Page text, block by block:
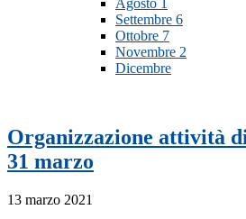
Agosto 1
Settembre 6
Ottobre 7
Novembre 2
Dicembre
Organizzazione attività
31 marzo
13 marzo 2021